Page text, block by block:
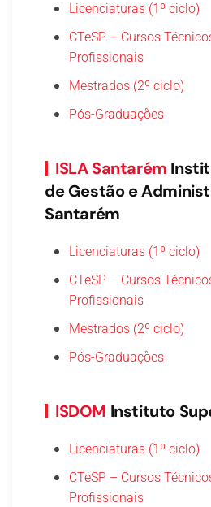
Licenciaturas (1º ciclo)
CTeSP – Cursos
Profissionais
Mestrados (2º ciclo)
Pós-Graduações
ISLA Santarém
de Gestão e
Santarém
Licenciaturas (1º ciclo)
CTeSP – Cursos
Profissionais
Mestrados (2º ciclo)
Pós-Graduações
ISDOM Instituto
Licenciaturas (1º ciclo)
CTeSP – Cursos
Profissionais